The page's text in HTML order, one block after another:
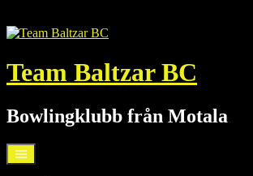
till
Team Baltzar BC
Bowlingklubb från Motala